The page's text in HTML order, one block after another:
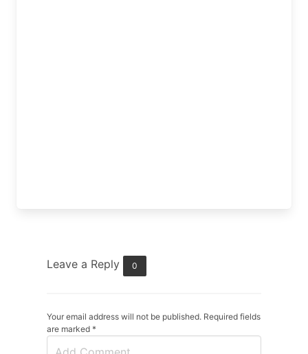
Leave a Reply 0
Your email address will not be published. Required fields
are marked *